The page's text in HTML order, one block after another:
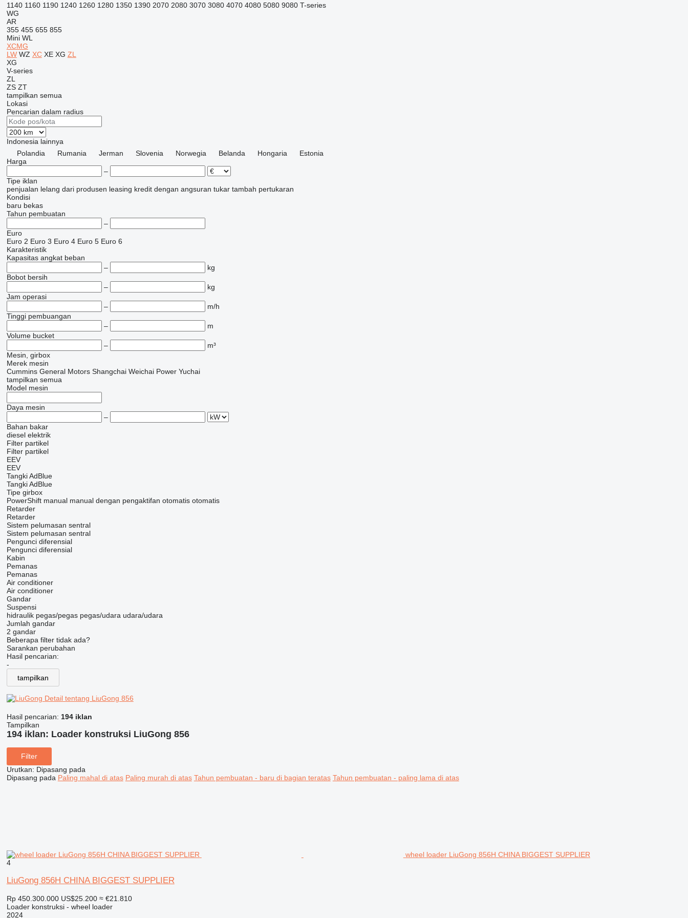
1140 1160 1190 1240 1260 1280 1350 1390 2070 2080 3070 3080 4070 4080 5080 9080 T-series
WG
AR
355 455 655 855
Mini WL
XCMG
LW WZ XC XE XG ZL
XG
V-series
ZL
ZS ZT
tampilkan semua
Lokasi
Pencarian dalam radius
Indonesia lainnya
Polandia
Rumania Jerman Slovenia Norwegia Belanda Hongaria
Estonia
Harga
–
Tipe iklan
penjualan lelang dari produsen leasing kredit dengan angsuran tukar tambah pertukaran
Kondisi
baru bekas
Tahun pembuatan
–
Euro
Euro 2 Euro 3 Euro 4 Euro 5 Euro 6
Karakteristik
Kapasitas angkat beban
–
kg
Bobot bersih
–
kg
Jam operasi
–
m/h
Tinggi pembuangan
–
m
Volume bucket
–
m³
Mesin, girbox
Merek mesin
Cummins General Motors Shangchai Weichai Power Yuchai
tampilkan semua
Model mesin
Daya mesin
–
Bahan bakar
diesel elektrik
Filter partikel
Filter partikel
EEV
EEV
Tangki AdBlue
Tangki AdBlue
Tipe girbox
PowerShift manual manual dengan pengaktifan otomatis otomatis
Retarder
Retarder
Sistem pelumasan sentral
Sistem pelumasan sentral
Pengunci diferensial
Pengunci diferensial
Kabin
Pemanas
Pemanas
Air conditioner
Air conditioner
Gandar
Suspensi
hidraulik pegas/pegas pegas/udara udara/udara
Jumlah gandar
2 gandar
Beberapa filter tidak ada?
Sarankan perubahan
Hasil pencarian:
-
tampilkan
Detail tentang LiuGong 856
Hasil pencarian: 194 iklan
Tampilkan
194 iklan: Loader konstruksi LiuGong 856
Filter
Urutkan: Dipasang pada
Dipasang pada Paling mahal di atas Paling murah di atas Tahun pembuatan - baru di bagian teratas Tahun pembuatan - paling lama di atas
wheel loader LiuGong 856H CHINA BIGGEST SUPPLIER
4
LiuGong 856H CHINA BIGGEST SUPPLIER
Rp 450.300.000 US$25.200 ≈ €21.810
Loader konstruksi - wheel loader
2024